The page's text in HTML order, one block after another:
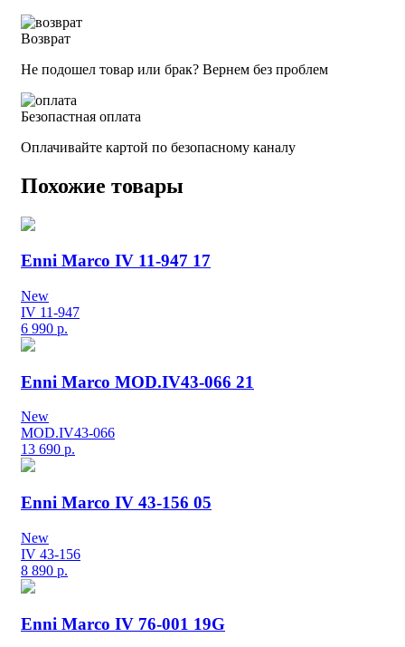
Возврат
Не подошел товар или брак? Вернем без проблем
Безопастная оплата
Оплачивайте картой по безопасному каналу
Похожие товары
Enni Marco IV 11-947 17
New
IV 11-947
6 990 р.
Enni Marco MOD.IV43-066 21
New
MOD.IV43-066
13 690 р.
Enni Marco IV 43-156 05
New
IV 43-156
8 890 р.
Enni Marco IV 76-001 19G